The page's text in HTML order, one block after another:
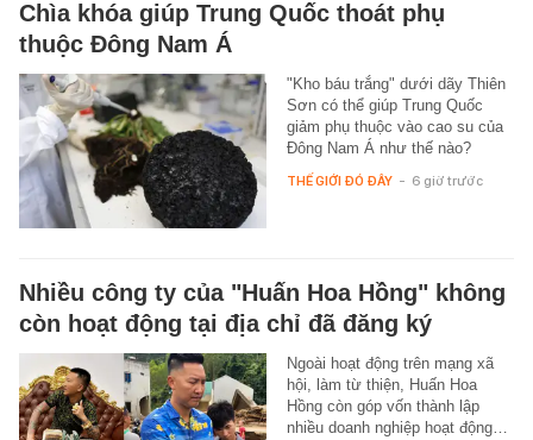
Chìa khóa giúp Trung Quốc thoát phụ
thuộc Đông Nam Á
"Kho báu trắng" dưới dãy Thiên
Sơn có thể giúp Trung Quốc
giảm phụ thuộc vào cao su của
Đông Nam Á như thế nào?
THẾ GIỚI ĐÓ ĐÂY - 6 giờ trước
Nhiều công ty của "Huấn Hoa Hồng" không
còn hoạt động tại địa chỉ đã đăng ký
Ngoài hoạt động trên mạng xã
hội, làm từ thiện, Huấn Hoa
Hồng còn góp vốn thành lập
nhiều doanh nghiệp hoạt động…